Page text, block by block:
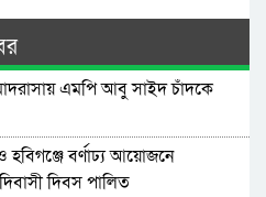
এমপি আবু সাইদ চাঁদকে
বর্ণাঢ্য আয়োজনে
দিবস পালিত